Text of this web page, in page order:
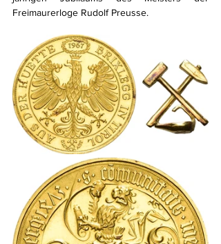
Freimaurerloge Rudolf Preusse.